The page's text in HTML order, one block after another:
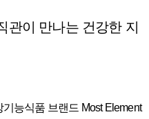
관이 만나는 건강한 지
능식품 브랜드 Most Element